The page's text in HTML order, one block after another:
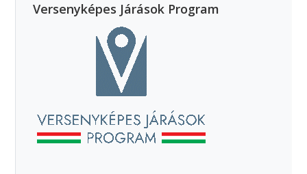
Versenyképes Járások Program